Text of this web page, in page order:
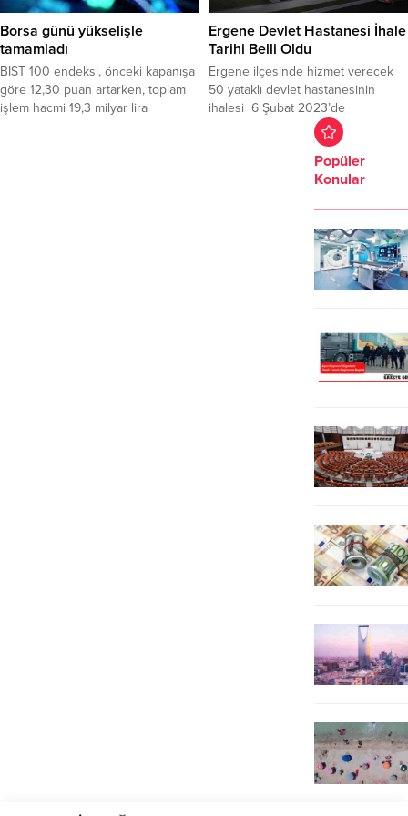
tüm tatil yerleri arasında VTB
müşterilerinin harcamalarında lider
ülke oldu. Açıklamada,...
kadar resmi bir açıklama
yapılmamıştı. TÜSİAD ve TOBB’un
da aralarında bulunduğu çok sayıda
iş dünyası örgütü, boykotun
durdurulması çağrısında...
Borsa günü yükselişle
tamamladı
BIST 100 endeksi, önceki kapanışa
göre 12,30 puan artarken, toplam
işlem hacmi 19,3 milyar lira
Ergene Devlet Hastanesi İhale
Tarihi Belli Oldu
Ergene ilçesinde hizmet verecek
50 yataklı devlet hastanesinin
ihalesi 6 Şubat 2023’de
gerçekleşecek. Konuyla ilgili
açıklamada bulunan AK Parti
Milletvekili Mustafa Yel, AK Parti
MKYK toplantısında Sağlık Bakanı
müjdesini aldığını söyledi. “İlimize
ve Ergene ilçemize hayırlı uğurlu
olsun” diyen Yel, “İhalesi yapılacak
Popüler
Konular